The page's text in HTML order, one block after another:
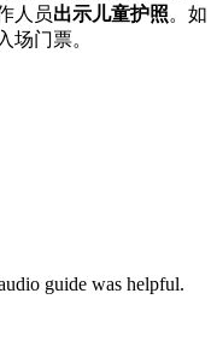
人员出示儿童护照。如
场门票。
guide was helpful.